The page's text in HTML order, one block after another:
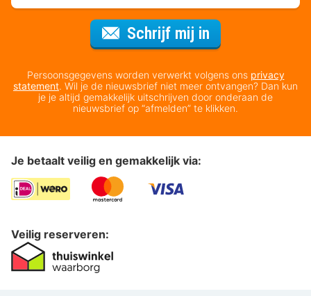
Schrijf mij in
Persoonsgegevens worden verwerkt volgens ons privacy
statement. Wil je de nieuwsbrief niet meer ontvangen? Dan kun
je je altijd gemakkelijk uitschrijven door onderaan de
nieuwsbrief op “afmelden” te klikken.
Je betaalt veilig en gemakkelijk via:
Veilig reserveren: